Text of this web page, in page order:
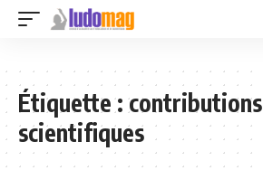
Étiquette :contributions
scientifiques